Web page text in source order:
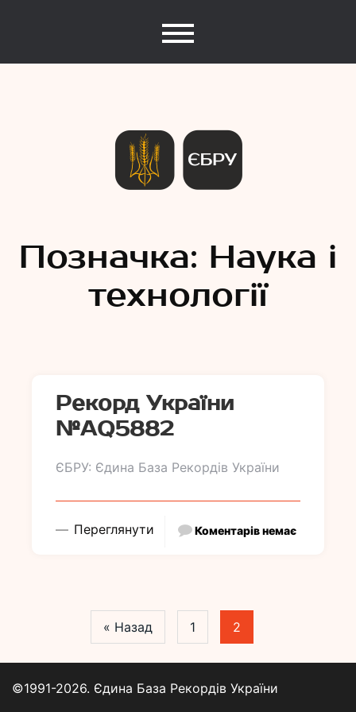
Рекорди
України
Позначка: Наука і
технології
Рекорд України
№АQ5882
ЄБРУ: Єдина База Рекордів України
Переглянути Коментарів немає
« Назад 1 2
©1991-2026. Єдина База Рекордів України